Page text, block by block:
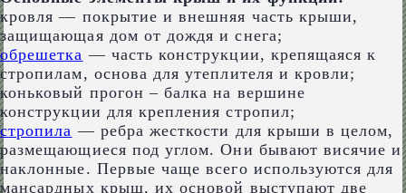
кровля — покрытие и внешняя часть крыши,
защищающая дом от дождя и снега;
обрешетка — часть конструкции, крепящаяся к
стропилам, основа для утеплителя и кровли;
коньковый прогон – балка на вершине
конструкции для крепления стропил;
стропила — ребра жесткости для крыши в целом,
размещающиеся под углом. Они бывают висячие и
наклонные. Первые чаще всего используются для
мансардных крыш, их основой выступают две